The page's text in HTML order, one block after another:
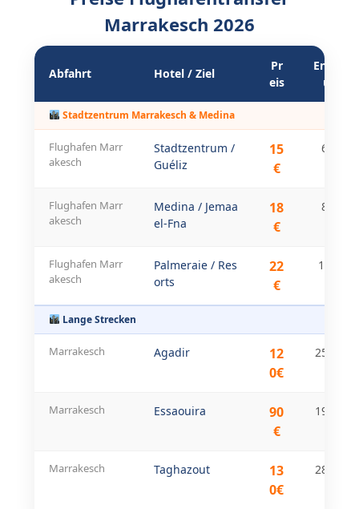
Marrakesch 2026
Abfahrt Hotel / Ziel
Pr
eis
Entfern
ung
Stadtzentrum Marrakesch & Medina
Flughafen Marr
akesch
Stadtzentrum /
Guéliz
15
€
6 km
Flughafen Marr
akesch
Medina / Jemaa
el-Fna
18
€
8 km
Flughafen Marr
akesch
Palmeraie / Res
orts
22
€
15 km
Lange Strecken
Marrakesch Agadir
12
0€
250 km
Marrakesch Essaouira
90
€
190 km
Marrakesch Taghazout
13
0€
280 km